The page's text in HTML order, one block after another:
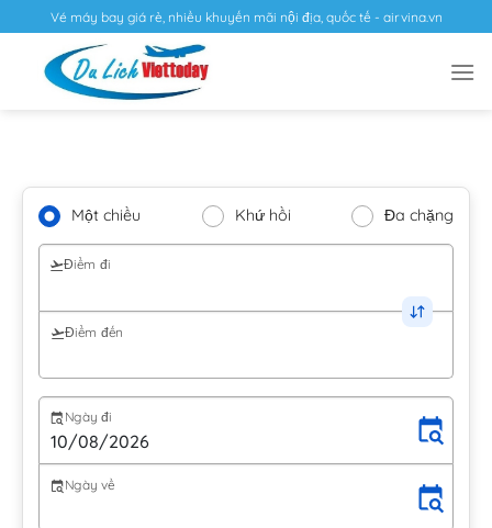
Vé máy bay giá rẻ, nhiều khuyến mãi nội địa, quốc tế - airvina.vn
Một chiều Khứ hồi Đa chặng
Điểm đi
Điểm đến
Ngày đi
Ngày về